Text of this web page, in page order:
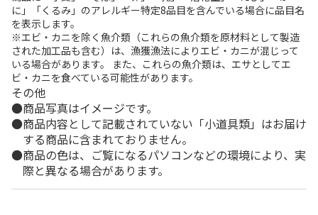
に」「くるみ」のアレルギー特定8品目を含んでいる場合に品目名
を表示します。
※エビ・カニを除く魚介類（これらの魚介類を原材料として製造
された加工品も含む）は、漁獲漁法によりエビ・カニが混じって
いる場合があります。 また、これらの魚介類は、エサとしてエ
ビ・カニを食べている可能性があります。
その他
商品写真はイメージです。
商品内容として記載されていない「小道具類」はお届け
する商品に含まれておりません。
商品の色は、ご覧になるパソコンなどの環境により、実
際と異なる場合があります。